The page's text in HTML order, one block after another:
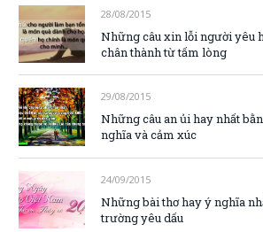
28/08/2015
Những câu xin lỗi người yêu
chân thành từ tấm lòng
29/08/2015
Những câu an ủi hay nhất
nghĩa và cảm xúc
24/09/2015
Những bài thơ hay ý nghĩa
trường yêu dấu